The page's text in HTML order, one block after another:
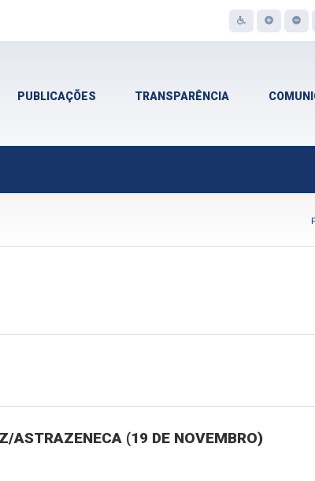
PUBLICAÇÕES TRANSPARÊNCIA
ASTRAZENECA (19 DE NOVEMBRO)